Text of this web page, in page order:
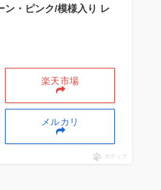
ン・ピンク/模様入り レ
楽天市場
メルカリ
ポチップ